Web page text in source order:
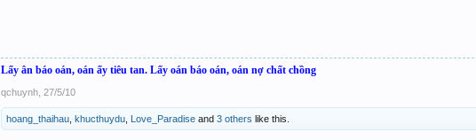
Lấy ân báo oán, oán ấy tiêu tan. Lấy oán báo oán, oán nợ chất chồng
qchuynh 27/5/10
hoang_thaihau khucthuydu Love_Paradise and 3 others like this.